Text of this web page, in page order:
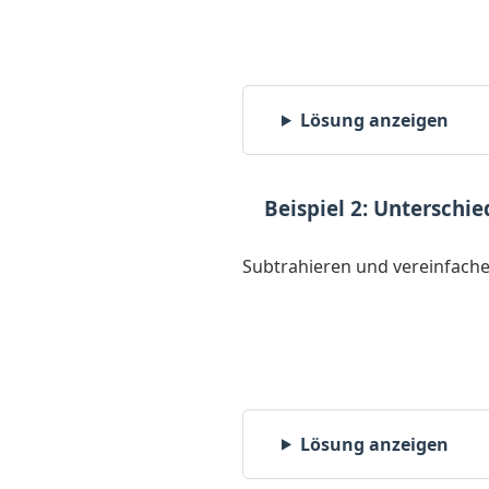
Lösung anzeigen
Beispiel 2:
Subtrahieren und
Lösung anzeigen